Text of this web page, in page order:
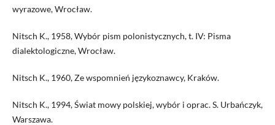
wyrazowe, Wrocław.
Nitsch K., 1958, Wybór pism polonistycznych, t. IV: Pisma
dialektologiczne, Wrocław.
Nitsch K., 1960, Ze wspomnień językoznawcy, Kraków.
Nitsch K., 1994, Świat mowy polskiej, wybór i oprac. S. Urbańczyk,
Warszawa.